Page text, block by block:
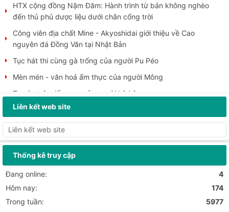
HTX cộng đồng Nặm Đăm: Hành trình từ bản không nghèo
đến thủ phủ dược liệu dưới chân cổng trời
Công viên địa chất Mine - Akyoshidai giới thiệu về Cao
nguyên đá Đồng Văn tại Nhật Bản
Tục hát thi cùng gà trống của người Pu Péo
Mèn mén - văn hoá ẩm thực của người Mông
Tục ăn trộm lấy may của người Lô Lô
Người Pu Péo “hát thi” cùng gà trống
Trường Đại học Mỏ - Địa chất đi thực tế tại Công viên địa
chất toàn cầu UNESCO Cao nguyên đá Đồng...
Cao nguyên đá Đồng Văn hút khách dịp Tết Dương lịch 2026
Cao nguyên đá Đồng Văn - địa danh nên lựa chọn cho dịp
nghỉ lễ Tết Nguyên đán 2026
Các hoạt động chào xuân 2026 tại xã Đồng Văn
Liên kết web site
Thống kê truy cập
Đang online:
4
Hôm nay:
174
Trong tuần:
5977